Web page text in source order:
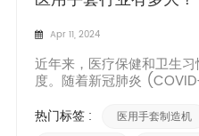
Apr 11, 2024
近年来，医疗保健和卫生
度。随着新冠肺炎
加。医用手套行业曾经是一
热门标签 : 医用手套制造机